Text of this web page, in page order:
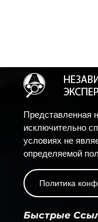
Представленная
исключительно
условиях не
определяемой
Политика
Быстрые